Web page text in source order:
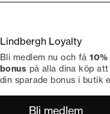
köp
Lindbergh-ambassadör
Lindbergh Loyalty
Bli medlem nu och få
bonus på alla dina köp
din sparade bonus i butik
Bli medlem